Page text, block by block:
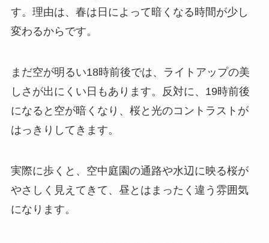
す。理由は、春は日によって暗くなる時間が少し
変わるからです。
まだ空が明るい18時前後では、ライトアップの美
しさが出にくい日もあります。反対に、19時前後
になると空が暗くなり、桜と光のコントラストが
はっきりしてきます。
実際に歩くと、空中庭園の通路や水辺に映る桜が
やさしく見えてきて、昼とはまったく違う雰囲気
になります。